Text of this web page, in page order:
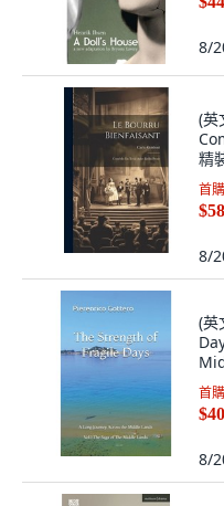
8/
(英
精
首
8/
(英
首
8/